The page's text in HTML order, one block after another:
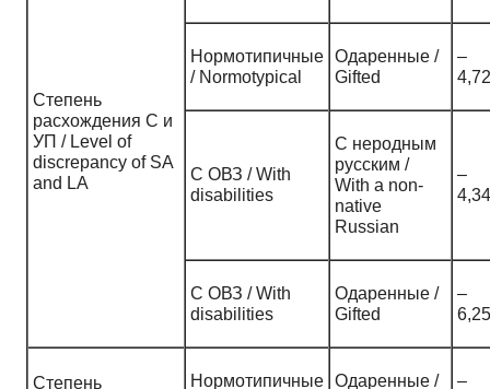
Степень
расхождения С и
УП / Level of
discrepancy of SA
and LA
Нормотипичные
/ Normotypical
Одаренные /
Gifted
–
4,72
С ОВЗ / With
disabilities
С неродным
русским /
With a non-
native
Russian
–
4,34
С ОВЗ / With
disabilities
Одаренные /
Gifted
–
6,25
Степень Нормотипичные Одаренные / –